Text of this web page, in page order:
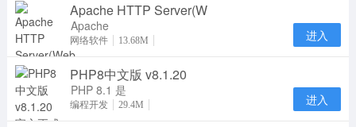
下一个高性能
的 HT
Apache HTTP Server(W
Apache
HTTP Server
通俗地称为
Apache，是
一个开放源码
网络软件 13.68M 进入
PHP8中文版 v8.1.20
PHP 8.1 是
PHP 语言的
编程开发 29.4M 进入